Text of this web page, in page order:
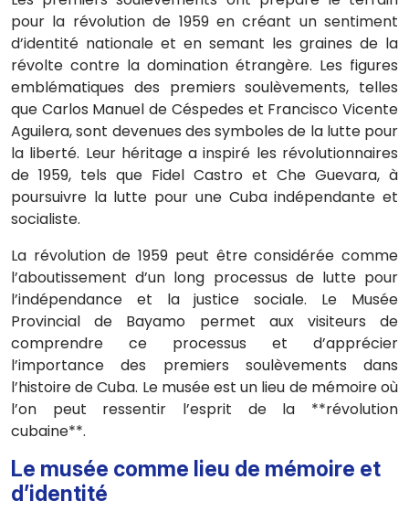
pour la révolution de 1959 en créant un sentiment
d’identité nationale et en semant les graines de la
révolte contre la domination étrangère. Les figures
emblématiques des premiers soulèvements, telles
que Carlos Manuel de Céspedes et Francisco Vicente
Aguilera, sont devenues des symboles de la lutte pour
la liberté. Leur héritage a inspiré les révolutionnaires
de 1959, tels que Fidel Castro et Che Guevara, à
poursuivre la lutte pour une Cuba indépendante et
socialiste.
La révolution de 1959 peut être considérée comme
l’aboutissement d’un long processus de lutte pour
l’indépendance et la justice sociale. Le Musée
Provincial de Bayamo permet aux visiteurs de
comprendre ce processus et d’apprécier
l’importance des premiers soulèvements dans
l’histoire de Cuba. Le musée est un lieu de mémoire où
l’on peut ressentir l’esprit de la **révolution
cubaine**.
Le musée comme lieu de mémoire et
d’identité